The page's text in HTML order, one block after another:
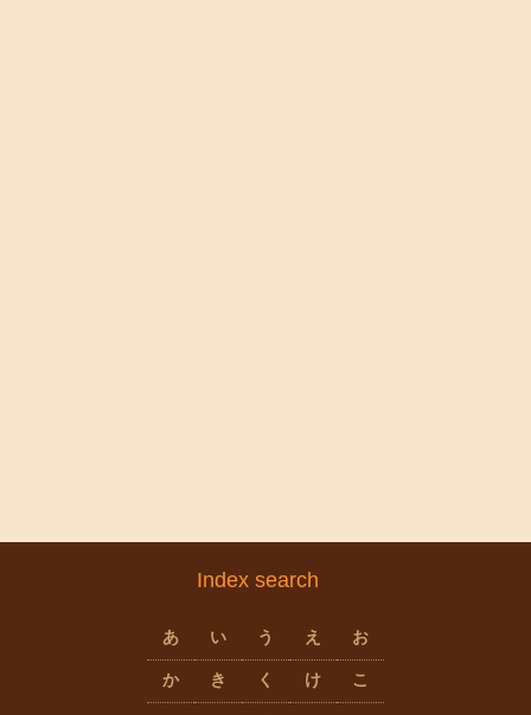
Index search
あ い う え お
か き く け こ